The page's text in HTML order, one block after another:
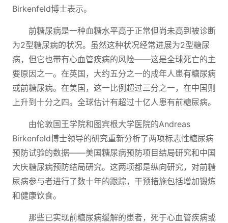
Birkenfeld博士表示。
前糖尿病是一种血糖水平高于正常但尚未高到被诊断
为2型糖尿病的状况。虽然这种状况经常进展为2型糖尿
病，但它也带有心血管疾病的风险——这是全球死亡的主
要原因之一。在英国，大约五分之一的成年人患有糖尿病
或前糖尿病。在美国，这一比例超过三分之一，在中国则
上升到十分之四。全球估计有超过十亿人患有前糖尿病。
由伦敦国王学院和图宾根大学医院的Andreas
Birkenfeld博士领导的研究重新分析了两项标志性糖尿病
预防试验的数据——美国糖尿病预防项目结局研究和中国
大庆糖尿病预防结局研究。这两项都是纵向研究，对前糖
尿病参与者进行了数十年的跟踪，干预措施包括增加锻炼
和健康饮食。
那些已实现前糖尿病缓解的患者，死于心血管疾病或